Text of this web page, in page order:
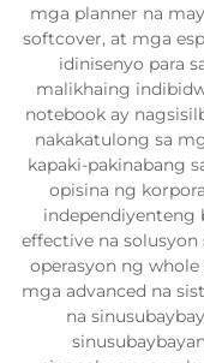
mga planner na
softcover, at mga
idinisenyo para
malikhaing
notebook ay
nakakatulong sa
kapaki-pakinabang
opisina ng
independiyenteng
effective na
operasyon ng
mga advanced na
na